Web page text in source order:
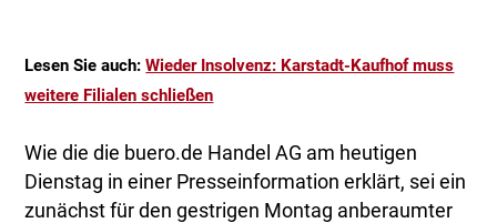
Lesen Sie auch:Wieder Insolvenz: Karstadt-Kaufhof muss
weitere Filialen schließen
Wie die die buero.de Handel AG am heutigen
Dienstag in einer Presseinformation erklärt, sei ein
zunächst für den gestrigen Montag anberaumter